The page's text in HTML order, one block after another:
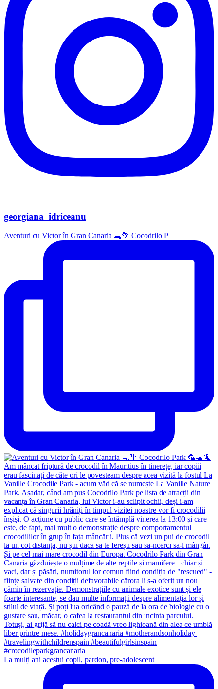
georgiana_idriceanu
Aventuri cu Victor în Gran Canaria 🐊🌴 Cocodrilo P
La mulți ani acestui copil, pardon, pre-adolescent